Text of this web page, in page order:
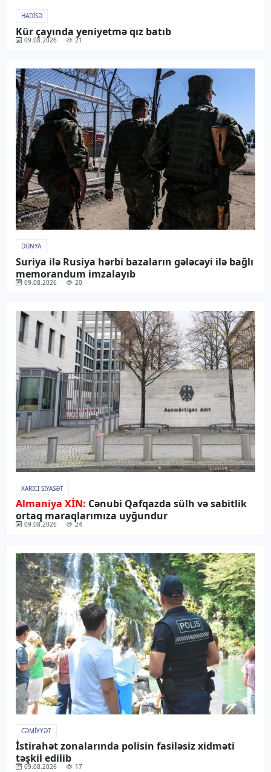
HADISƏ
Kür çayında yeniyetmə qız batıb
09.08.2026 21
DÜNYA
Suriya ilə Rusiya hərbi bazaların gələcəyi ilə bağlı
memorandum imzalayıb
09.08.2026 20
XARICI SIYASƏT
Almaniya XİN: Cənubi Qafqazda sülh və sabitlik
ortaq maraqlarımıza uyğundur
09.08.2026 24
CƏMIYYƏT
İstirahət zonalarında polisin fasiləsiz xidməti
təşkil edilib
09.08.2026 17